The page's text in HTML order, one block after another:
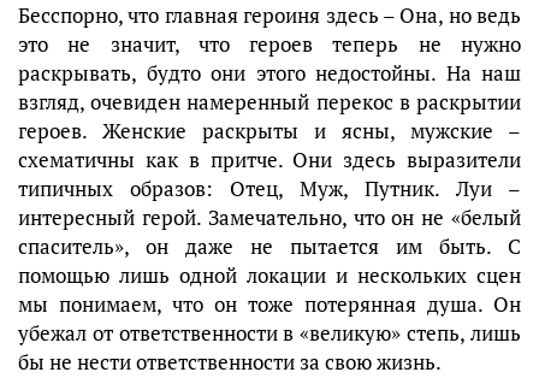
Бесспорно, что главная героиня здесь – Она, но ведь
это не значит, что героев теперь не нужно
раскрывать, будто они этого недостойны. На наш
взгляд, очевиден намеренный перекос в раскрытии
героев. Женские раскрыты и ясны, мужские –
схематичны как в притче. Они здесь выразители
типичных образов: Отец, Муж, Путник. Луи –
интересный герой. Замечательно, что он не «белый
спаситель», он даже не пытается им быть. С
помощью лишь одной локации и нескольких сцен
мы понимаем, что он тоже потерянная душа. Он
убежал от ответственности в «великую» степь, лишь
бы не нести ответственности за свою жизнь.